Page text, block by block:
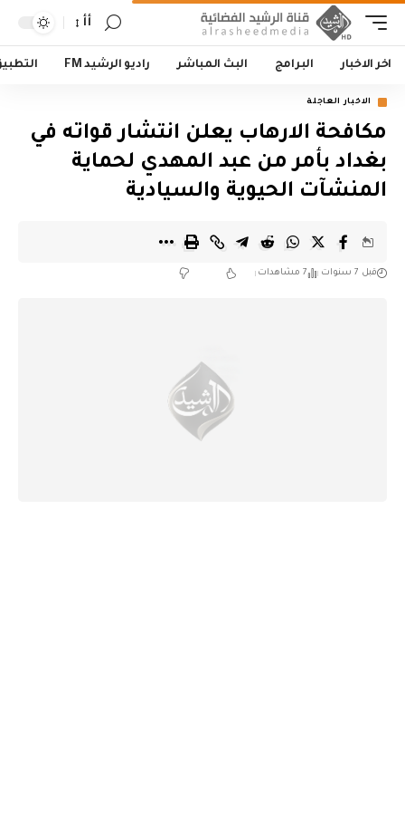
أأ
اخر الاخبار البرامج البث المباشر راديو الرشيد FM
الاخبار العاجلة
مكافحة الارهاب يعلن انتشار قواته في
بغداد بأمر من عبد المهدي لحماية
المنشآت الحيوية والسيادية
قبل 7 سنوات 7 مشاهدات